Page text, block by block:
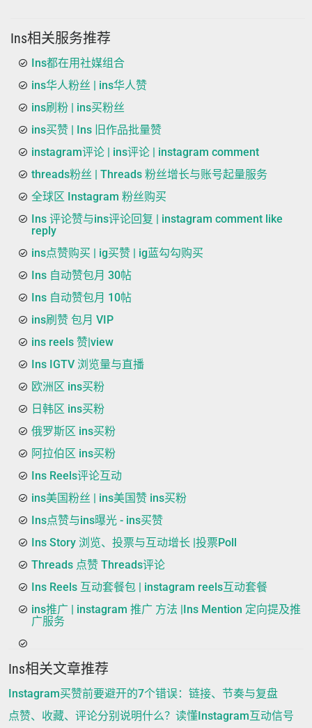
Ins相关服务推荐
Ins都在用社媒组合
ins华人粉丝 | ins华人赞
ins刷粉 | ins买粉丝
ins买赞 | Ins 旧作品批量赞
instagram评论 | ins评论 | instagram comment
threads粉丝 | Threads 粉丝增长与账号起量服务
全球区 Instagram 粉丝购买
Ins 评论赞与ins评论回复 | instagram comment like
reply
ins点赞购买 | ig买赞 | ig蓝勾勾购买
Ins 自动赞包月 30帖
Ins 自动赞包月 10帖
ins刷赞 包月 VIP
ins reels 赞|view
Ins IGTV 浏览量与直播
欧洲区 ins买粉
日韩区 ins买粉
俄罗斯区 ins买粉
阿拉伯区 ins买粉
Ins Reels评论互动
ins美国粉丝 | ins美国赞 ins买粉
Ins点赞与ins曝光 - ins买赞
Ins Story 浏览、投票与互动增长 |投票Poll
Threads 点赞 Threads评论
Ins Reels 互动套餐包 | instagram reels互动套餐
ins推广 | instagram 推广 方法 |Ins Mention 定向提及推
广服务
Ins相关文章推荐
Instagram买赞前要避开的7个错误：链接、节奏与复盘
点赞、收藏、评论分别说明什么？读懂Instagram互动信号